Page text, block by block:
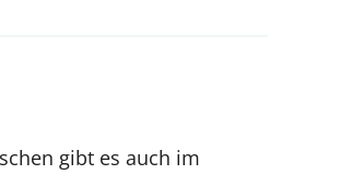
gibt es auch im